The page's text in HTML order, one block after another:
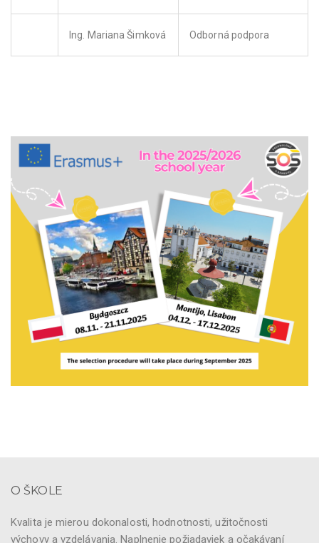
Ing. Mariana Šimková Odborná podpora
O ŠKOLE
Kvalita je mierou dokonalosti, hodnotnosti, užitočnosti
výchovy a vzdelávania. Naplnenie požiadaviek a očakávaní